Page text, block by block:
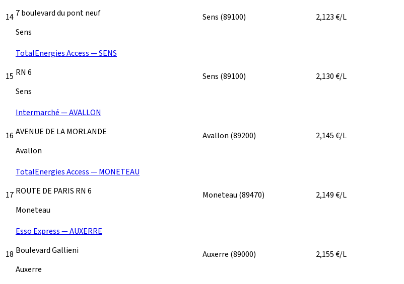
14 7 boulevard du pont neuf
Sens
Sens (89100) 2,123€/L
15
TotalEnergies Access — SENS
RN 6
Sens
Sens (89100) 2,130€/L
16
Intermarché — AVALLON
AVENUE DE LA MORLANDE
Avallon
Avallon (89200) 2,145€/L
17
TotalEnergies Access — MONETEAU
ROUTE DE PARIS RN 6
Moneteau
Moneteau (89470) 2,149€/L
18
Esso Express — AUXERRE
Boulevard Gallieni
Auxerre
Auxerre (89000) 2,155€/L